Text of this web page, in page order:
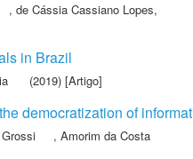
, de Cássia Cassiano Lopes,
in Brazil
(2019) [Artigo]
democratization of
, Amorim da Costa